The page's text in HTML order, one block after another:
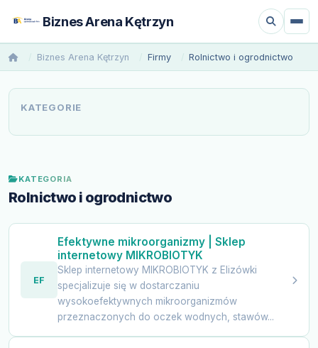
Biznes Arena Kętrzyn
Biznes Arena Kętrzyn Firmy Rolnictwo i ogrodnictwo
KATEGORIE
KATEGORIA
Rolnictwo i ogrodnictwo
EF
Efektywne mikroorganizmy | Sklep
internetowy MIKROBIOTYK
Sklep internetowy MIKROBIOTYK z Elizówki
specjalizuje się w dostarczaniu
wysokoefektywnych mikroorganizmów
przeznaczonych do oczek wodnych, stawów...